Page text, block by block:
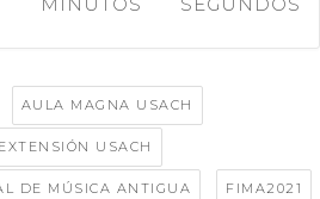
MINUTOS SEGUNDOS
AULA MAGNA USACH
EXTENSIÓN USACH
DE MÚSICA ANTIGUA FIMA2021